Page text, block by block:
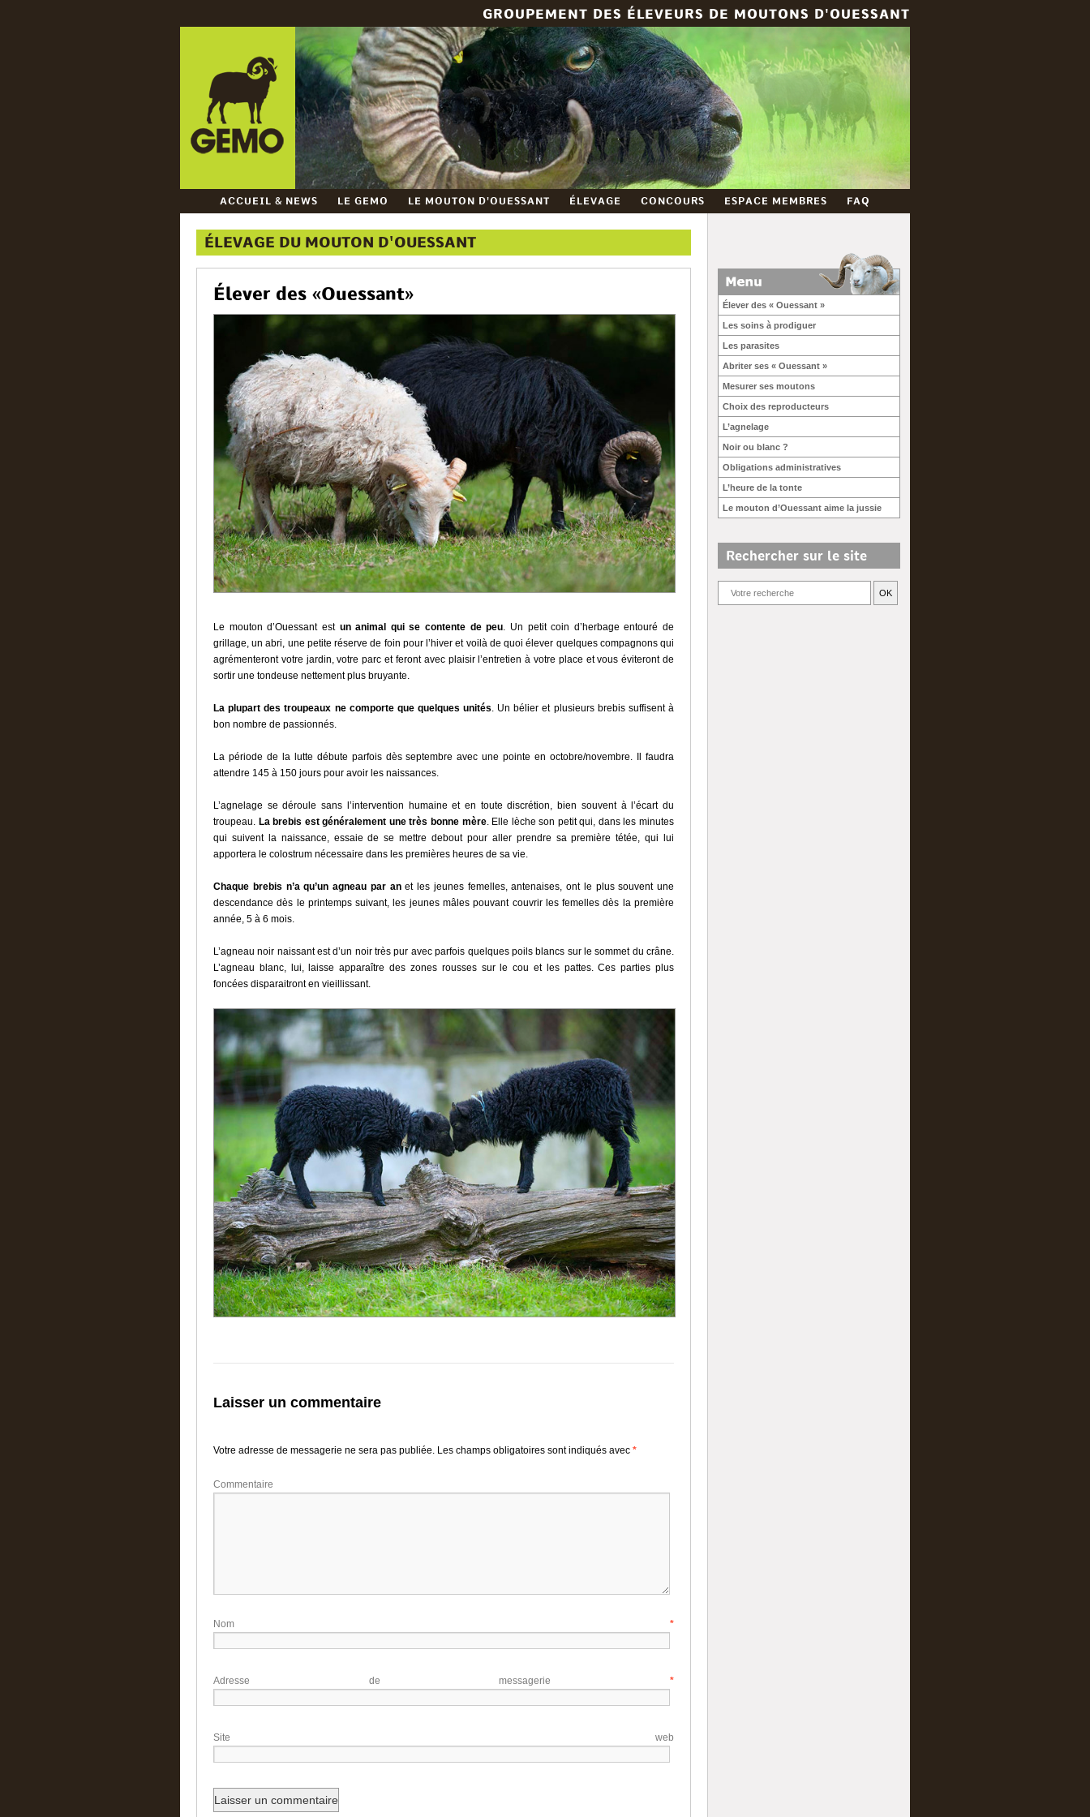
GROUPEMENT DES ÉLEVEURS DE MOUTONS D'OUESSANT
ACCUEIL & NEWS LE GEMO LE MOUTON D'OUESSANT ÉLEVAGE CONCOURS ESPACE MEMBRES FAQ
ÉLEVAGE DU MOUTON D'OUESSANT
Élever des « Ouessant »
Le mouton d’Ouessant est un animal qui se contente de peu. Un petit coin d’herbage entouré de
grillage, un abri, une petite réserve de foin pour l’hiver et voilà de quoi élever quelques compagnons qui
agrémenteront votre jardin, votre parc et feront avec plaisir l’entretien à votre place et vous éviteront de
sortir une tondeuse nettement plus bruyante.
La plupart des troupeaux ne comporte que quelques unités. Un bélier et plusieurs brebis suffisent à
bon nombre de passionnés.
La période de la lutte débute parfois dès septembre avec une pointe en octobre/novembre. Il faudra
attendre 145 à 150 jours pour avoir les naissances.
L’agnelage se déroule sans l’intervention humaine et en toute discrétion, bien souvent à l’écart du
troupeau. La brebis est généralement une très bonne mère. Elle lèche son petit qui, dans les minutes
qui suivent la naissance, essaie de se mettre debout pour aller prendre sa première tétée, qui lui
apportera le colostrum nécessaire dans les premières heures de sa vie.
Chaque brebis n’a qu’un agneau par anet les jeunes femelles, antenaises, ont le plus souvent une
descendance dès le printemps suivant, les jeunes mâles pouvant couvrir les femelles dès la première
année, 5 à 6 mois.
L’agneau noir naissant est d’un noir très pur avec parfois quelques poils blancs sur le sommet du crâne.
L’agneau blanc, lui, laisse apparaître des zones rousses sur le cou et les pattes. Ces parties plus
foncées disparaitront en vieillissant.
Laisser un commentaire
Votre adresse de messagerie ne sera pas publiée. Les champs obligatoires sont indiqués avec *
Commentaire
Nom *
Adresse de messagerie *
Site web
Élever des « Ouessant »
Les soins à prodiguer
Les parasites
Abriter ses « Ouessant »
Mesurer ses moutons
Choix des reproducteurs
L’agnelage
Noir ou blanc ?
Obligations administratives
L’heure de la tonte
Le mouton d’Ouessant aime la jussie
Rechercher sur le site
OK